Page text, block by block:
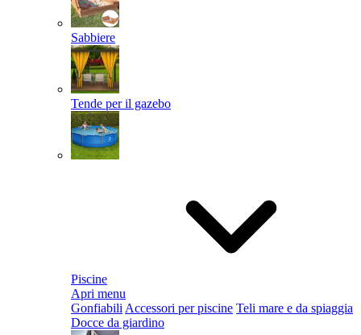
Sabbiere
Tende per il gazebo
Piscine
Apri menu
Gonfiabili Accessori per piscine Teli mare e da spiaggia
Docce da giardino